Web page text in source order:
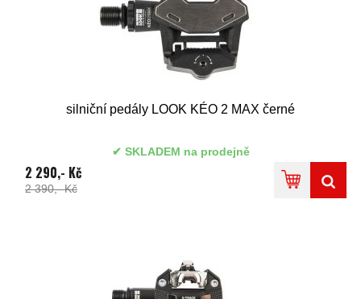
silniční pedály LOOK KÉO 2 MAX černé
SKLADEM na prodejně
2 290,- Kč
2 390,- Kč